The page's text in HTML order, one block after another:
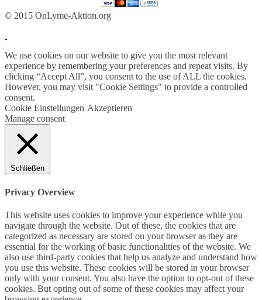
© 2015 OnLyme-Aktion.org
We use cookies on our website to give you the most relevant
experience by remembering your preferences and repeat visits. By
clicking “Accept All”, you consent to the use of ALL the cookies.
However, you may visit "Cookie Settings" to provide a controlled
consent.
Cookie Einstellungen Akzeptieren
Manage consent
Schließen
Privacy Overview
This website uses cookies to improve your experience while you
navigate through the website. Out of these, the cookies that are
categorized as necessary are stored on your browser as they are
essential for the working of basic functionalities of the website. We
also use third-party cookies that help us analyze and understand how
you use this website. These cookies will be stored in your browser
only with your consent. You also have the option to opt-out of these
cookies. But opting out of some of these cookies may affect your